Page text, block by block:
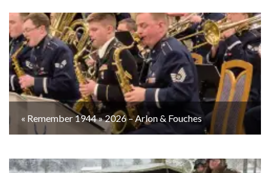
« Remember 1944 » 2026 – Arlon & Fouches